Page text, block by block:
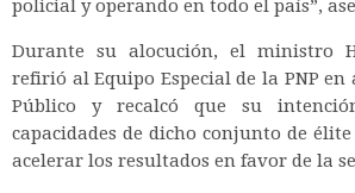
policial y operando en todo el país”,
Durante su alocución, el ministro
refirió al Equipo Especial de la PNP
Público y recalcó que su
capacidades de dicho conjunto de
acelerar los resultados en favor de la